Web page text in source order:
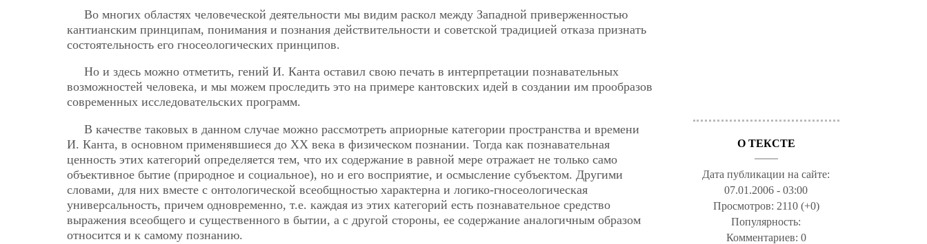
Во многих областях человеческой деятельности мы видим раскол между Западной приверженностью
кантианским принципам, понимания и познания действительности и советской традицией отказа признать
состоятельность его гносеологических принципов.
Но и здесь можно отметить, гений И. Канта оставил свою печать в интерпретации познавательных
возможностей человека, и мы можем проследить это на примере кантовских идей в создании им прообразов
современных исследовательских программ.
В качестве таковых в данном случае можно рассмотреть априорные категории пространства и времени
И. Канта, в основном применявшиеся до ХХ века в физическом познании. Тогда как познавательная
ценность этих категорий определяется тем, что их содержание в равной мере отражает не только само
объективное бытие (природное и социальное), но и его восприятие, и осмысление субъектом. Другими
словами, для них вместе с онтологической всеобщностью характерна и логико-гносеологическая
универсальность, причем одновременно, т.е. каждая из этих категорий есть познавательное средство
выражения всеобщего и существенного в бытии, а с другой стороны, ее содержание аналогичным образом
относится и к самому познанию.
О ТЕКСТЕ
Дата публикации на сайте:
07.01.2006 - 03:00
Просмотров: 2110 (+0)
Популярность:
Комментариев: 0